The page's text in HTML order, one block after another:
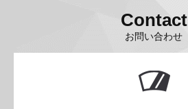
Contact
お問い合わせ